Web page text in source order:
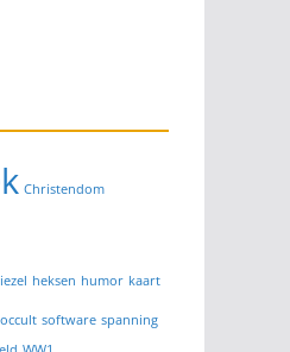
Christendom
heksen humor kaart
occult software spanning